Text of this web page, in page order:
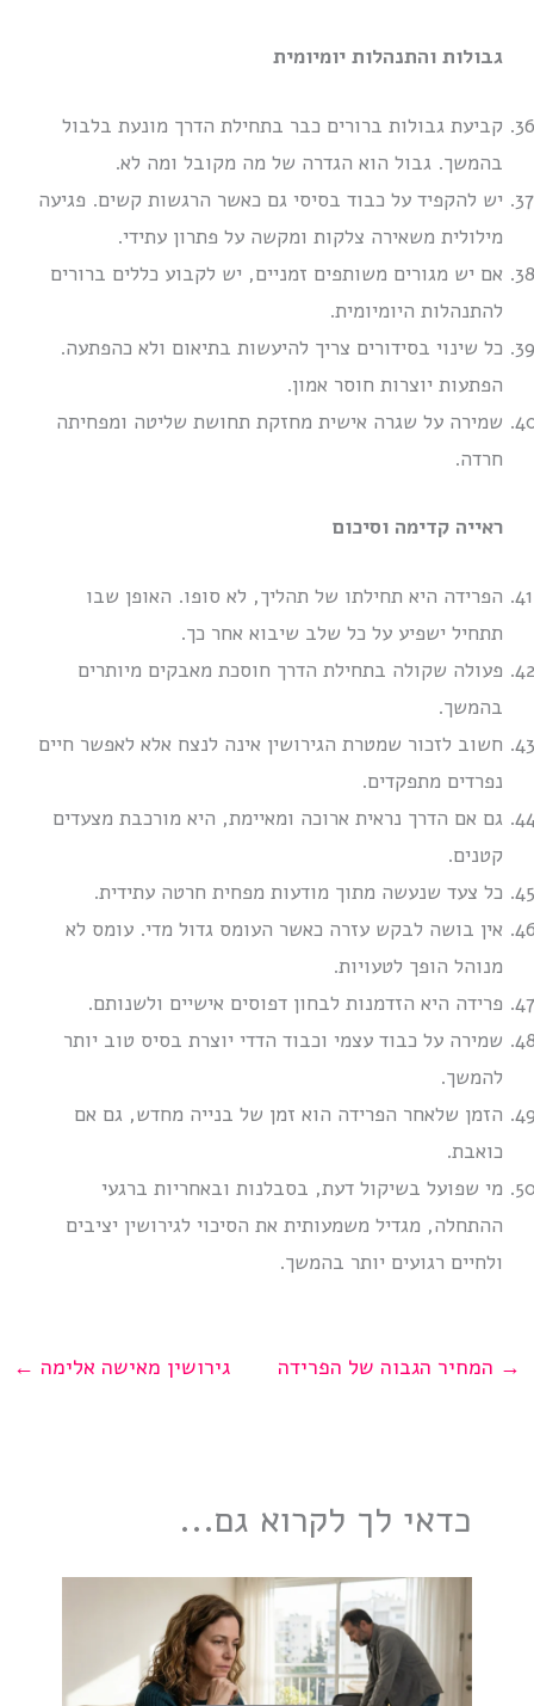
גבולות והתנהלות יומיומית
קביעת גבולות ברורים כבר בתחילת הדרך מונעת בלבול
בהמשך. גבול הוא הגדרה של מה מקובל ומה לא.
יש להקפיד על כבוד בסיסי גם כאשר הרגשות קשים. פגיעה
מילולית משאירה צלקות ומקשה על פתרון עתידי.
אם יש מגורים משותפים זמניים, יש לקבוע כללים ברורים
להתנהלות היומיומית.
כל שינוי בסידורים צריך להיעשות בתיאום ולא כהפתעה.
הפתעות יוצרות חוסר אמון.
שמירה על שגרה אישית מחזקת תחושת שליטה ומפחיתה
חרדה.
ראייה קדימה וסיכום
הפרידה היא תחילתו של תהליך, לא סופו. האופן שבו
תתחיל ישפיע על כל שלב שיבוא אחר כך.
פעולה שקולה בתחילת הדרך חוסכת מאבקים מיותרים
בהמשך.
חשוב לזכור שמטרת הגירושין אינה לנצח אלא לאפשר חיים
נפרדים מתפקדים.
גם אם הדרך נראית ארוכה ומאיימת, היא מורכבת מצעדים
קטנים.
כל צעד שנעשה מתוך מודעות מפחית חרטה עתידית.
אין בושה לבקש עזרה כאשר העומס גדול מדי. עומס לא
מנוהל הופך לטעויות.
פרידה היא הזדמנות לבחון דפוסים אישיים ולשנותם.
שמירה על כבוד עצמי וכבוד הדדי יוצרת בסיס טוב יותר
להמשך.
הזמן שלאחר הפרידה הוא זמן של בנייה מחדש, גם אם
כואבת.
מי שפועל בשיקול דעת, בסבלנות ובאחריות ברגעי
ההתחלה, מגדיל משמעותית את הסיכוי לגירושין יציבים
ולחיים רגועים יותר בהמשך.
גירושין מאישה אלימה ← → המחיר הגבוה של הפרידה
כדאי לך לקרוא גם...